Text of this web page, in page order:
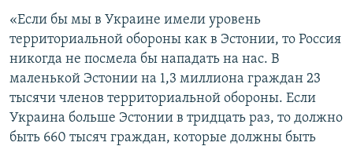
«Если бы мы в Украине имели уровень
территориальной обороны как в Эстонии, то Россия
никогда не посмела бы нападать на нас. В
маленькой Эстонии на 1,3 миллиона граждан 23
тысячи членов территориальной обороны. Если
Украина больше Эстонии в тридцать раз, то должно
быть 660 тысяч граждан, которые должны быть